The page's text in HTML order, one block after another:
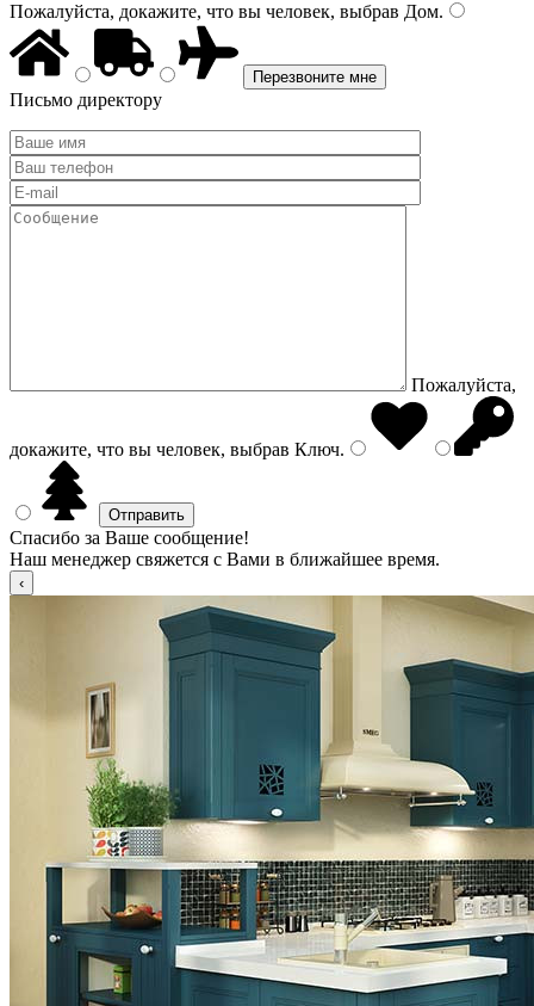
Пожалуйста, докажите, что вы человек, выбрав Дом.
Письмо директору
Пожалуйста,
докажите, что вы человек, выбрав Ключ.
Спасибо за Ваше сообщение!
Наш менеджер свяжется с Вами в ближайшее время.